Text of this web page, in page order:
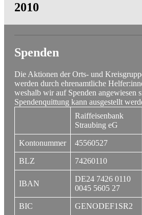
2010
Spenden
Die Aktionen der Orts- und
werden durch ehrenamtliche
weshalb wir auf Spenden angewiesen
Spendenquittung kann ausgestellt
Raiffeisenbank
Straubing eG
Kontonummer 45560527
BLZ 74260110
IBAN
DE24 7426 0110
0045 5605 27
BIC GENODEF1SR2